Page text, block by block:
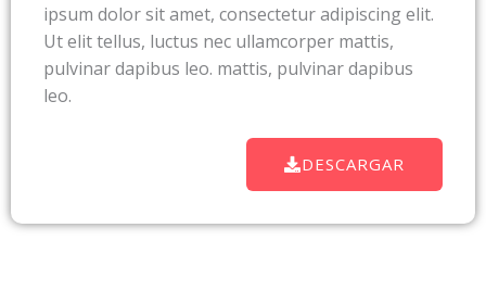
ipsum dolor sit amet, consectetur adipiscing elit.
Ut elit tellus, luctus nec ullamcorper mattis,
pulvinar dapibus leo. mattis, pulvinar dapibus
leo.
DESCARGAR